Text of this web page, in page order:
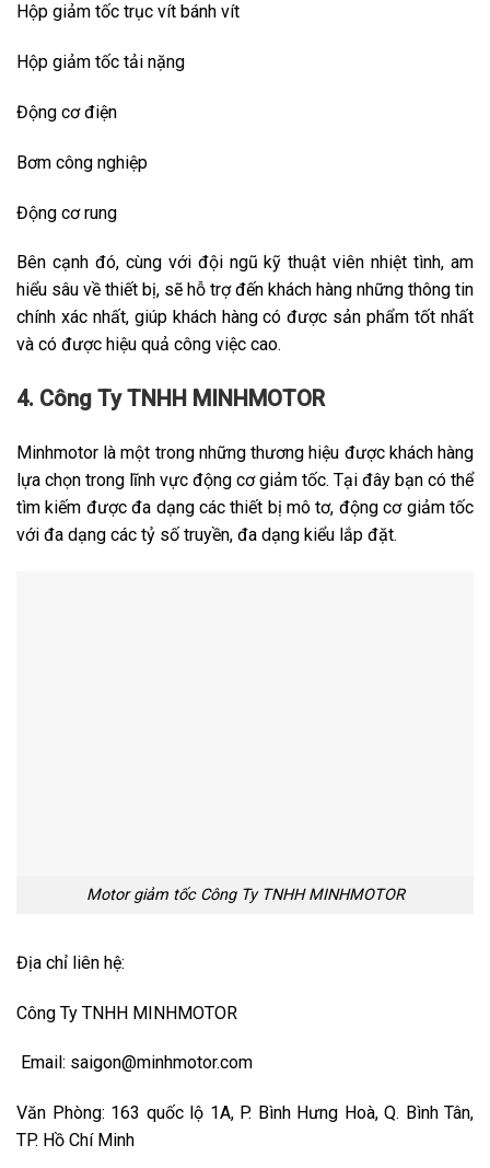
Hộp giảm tốc trục vít bánh vít
Hộp giảm tốc tải nặng
Động cơ điện
Bơm công nghiệp
Động cơ rung
Bên cạnh đó, cùng với đội ngũ kỹ thuật viên nhiệt tình, am
hiểu sâu về thiết bị, sẽ hỗ trợ đến khách hàng những thông tin
chính xác nhất, giúp khách hàng có được sản phẩm tốt nhất
và có được hiệu quả công việc cao.
4. Công Ty TNHH MINHMOTOR
Minhmotor là một trong những thương hiệu được khách hàng
lựa chọn trong lĩnh vực động cơ giảm tốc. Tại đây bạn có thể
tìm kiếm được đa dạng các thiết bị mô tơ, động cơ giảm tốc
với đa dạng các tỷ số truyền, đa dạng kiểu lắp đặt.
Motor giảm tốc Công Ty TNHH MINHMOTOR
Địa chỉ liên hệ:
Công Ty TNHH MINHMOTOR
Email: saigon@minhmotor.com
Văn Phòng: 163 quốc lộ 1A, P. Bình Hưng Hoà, Q. Bình Tân,
TP. Hồ Chí Minh